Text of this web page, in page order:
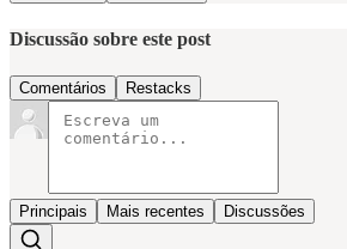
Discussão sobre este post
Comentários Restacks
Principais Mais recentes Discussões